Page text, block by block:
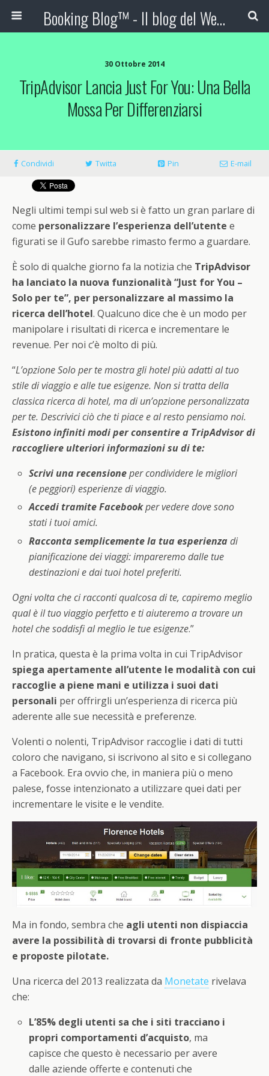
Booking Blog™ - Il blog del Web Marketing Turistico
30 Ottobre 2014
TripAdvisor Lancia Just For You: Una Bella
Mossa Per Differenziarsi
Condividi Twitta Pin E-mail
Negli ultimi tempi sul web si è fatto un gran parlare di
come personalizzare l’esperienza dell’utente e
figurati se il Gufo sarebbe rimasto fermo a guardare.
È solo di qualche giorno fa la notizia che TripAdvisor
ha lanciato la nuova funzionalità “Just for You –
Solo per te”, per personalizzare al massimo la
ricerca dell’hotel. Qualcuno dice che è un modo per
manipolare i risultati di ricerca e incrementare le
revenue. Per noi c’è molto di più.
“L’opzione Solo per te mostra gli hotel più adatti al tuo
stile di viaggio e alle tue esigenze. Non si tratta della
classica ricerca di hotel, ma di un’opzione personalizzata
per te. Descrivici ciò che ti piace e al resto pensiamo noi.
Esistono infiniti modi per consentire a TripAdvisor di
raccogliere ulteriori informazioni su di te:
Scrivi una recensioneper condividere le migliori
(e peggiori) esperienze di viaggio.
Accedi tramite Facebookper vedere dove sono
stati i tuoi amici.
Racconta semplicemente la tua esperienza di
pianificazione dei viaggi: impareremo dalle tue
destinazioni e dai tuoi hotel preferiti.
Ogni volta che ci racconti qualcosa di te, capiremo meglio
qual è il tuo viaggio perfetto e ti aiuteremo a trovare un
hotel che soddisfi al meglio le tue esigenze.”
In pratica, questa è la prima volta in cui TripAdvisor
spiega apertamente all’utente le modalità con cui
raccoglie a piene mani e utilizza i suoi dati
personali per offrirgli un’esperienza di ricerca più
aderente alle sue necessità e preferenze.
Volenti o nolenti, TripAdvisor raccoglie i dati di tutti
coloro che navigano, si iscrivono al sito e si collegano
a Facebook. Era ovvio che, in maniera più o meno
palese, fosse intenzionato a utilizzare quei dati per
incrementare le visite e le vendite.
Ma in fondo, sembra che agli utenti non dispiaccia
avere la possibilità di trovarsi di fronte pubblicità
e proposte pilotate.
Una ricerca del 2013 realizzata da Monetate rivelava
che:
L’85% degli utenti sa che i siti tracciano i
propri comportamenti d’acquisto, ma
capisce che questo è necessario per avere
dalle aziende offerte e contenuti che